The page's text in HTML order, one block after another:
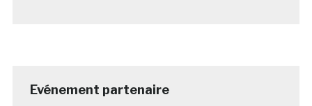
Evénement partenaire